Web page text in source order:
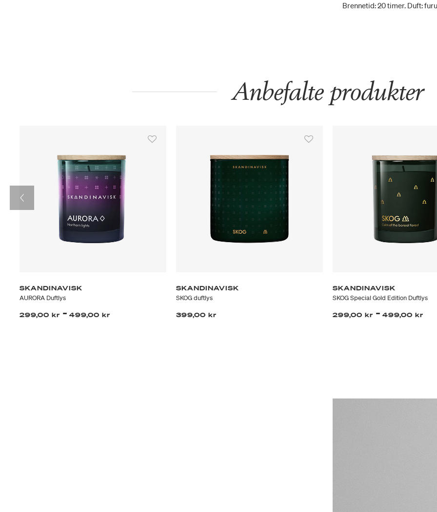
Brennetid: 20 timer. Duft:
Anbefalte produkter
SKANDINAVISK
AURORA Duftlys
299,00 kr - 499,00 kr
SKANDINAVISK
SKOG duftlys
399,00 kr
SKANDINAVISK
SKOG Special Gold Edition Duftlys
299,00 kr - 499,00 kr